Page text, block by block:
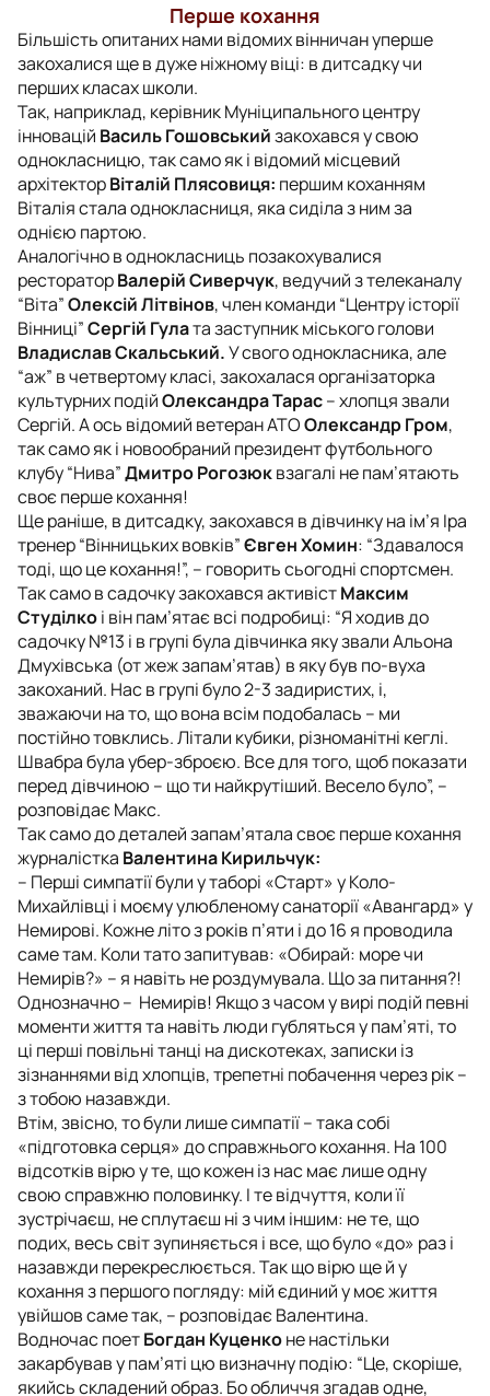
Перше кохання
Більшість опитаних нами відомих вінничан уперше
закохалися ще в дуже ніжному віці: в дитсадку чи
перших класах школи.
Так, наприклад, керівник Муніципального центру
інновацій Василь Гошовськийзакохався у свою
однокласницю, так само як і відомий місцевий
архітекторВіталій Плясовиця: першим коханням
Віталія стала однокласниця, яка сиділа з ним за
однією партою.
Аналогічно в однокласниць позакохувалися
рестораторВалерій Сиверчук, ведучий з телеканалу
“Віта”Олексій Літвінов, член команди “Центру історії
Вінниці”Сергій Гулата заступник міського голови
Владислав Скальський.У свого однокласника, але
“аж” в четвертому класі, закохалася організаторка
культурних подійОлександра Тарас– хлопця звали
Сергій. А ось відомий ветеран АТООлександр Гром,
так само як і новообраний президент футбольного
клубу “Нива”Дмитро Рогозюквзагалі не пам’ятають
своє перше кохання!
Ще раніше, в дитсадку, закохався в дівчинку на ім’я Іра
тренер “Вінницьких вовків”Євген Хомин: “Здавалося
тоді, що це кохання!”, – говорить сьогодні спортсмен.
Так само в садочку закохався активістМаксим
Студілкоі він пам’ятає всі подробиці: “Я ходив до
садочку №13 і в групі була дівчинка яку звали Альона
Дмухівська (от жеж запам’ятав) в яку був по-вуха
закоханий. Нас в групі було 2-3 задиристих, і,
зважаючи на то, що вона всім подобалась – ми
постійно товклись. Літали кубики, різноманітні кеглі.
Швабра була убер-зброєю. Все для того, щоб показати
перед дівчиною – що ти найкрутіший. Весело було”, –
розповідає Макс.
Так само до деталей запам’ятала своє перше кохання
журналістка Валентина Кирильчук:
– Перші симпатії були у таборі «Старт» у Коло-
Михайлівці і моєму улюбленому санаторії «Авангард» у
Немирові. Кожне літо з років п’яти і до 16 я проводила
саме там. Коли тато запитував: «Обирай: море чи
Немирів?» – я навіть не роздумувала. Що за питання?!
Однозначно – Немирів! Якщо з часом у вирі подій певні
моменти життя та навіть люди губляться у пам’яті, то
ці перші повільні танці на дискотеках, записки із
зізнаннями від хлопців, трепетні побачення через рік –
з тобою назавжди.
Втім, звісно, то були лише симпатії – така собі
«підготовка серця» до справжнього кохання. На 100
відсотків вірю у те, що кожен із нас має лише одну
свою справжню половинку. І те відчуття, коли її
зустрічаєш, не сплутаєш ні з чим іншим: не те, що
подих, весь світ зупиняється і все, що було «до» раз і
назавжди перекреслюється. Так що вірю ще й у
кохання з першого погляду: мій єдиний у моє життя
увійшов саме так, – розповідає Валентина.
Водночас поетБогдан Куценконе настільки
закарбував у пам’яті цю визначну подію: “Це, скоріше,
якийсь складений образ. Бо обличчя згадав одне,